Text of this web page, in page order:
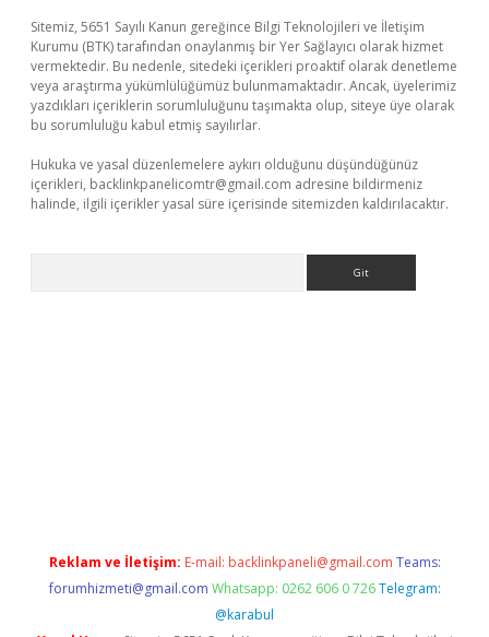
Sitemiz, 5651 Sayılı Kanun gereğince Bilgi Teknolojileri ve İletişim
Kurumu (BTK) tarafından onaylanmış bir Yer Sağlayıcı olarak hizmet
vermektedir. Bu nedenle, sitedeki içerikleri proaktif olarak denetleme
veya araştırma yükümlülüğümüz bulunmamaktadır. Ancak, üyelerimiz
yazdıkları içeriklerin sorumluluğunu taşımakta olup, siteye üye olarak
bu sorumluluğu kabul etmiş sayılırlar.
Hukuka ve yasal düzenlemelere aykırı olduğunu düşündüğünüz
içerikleri, backlinkpanelicomtr@gmail.com adresine bildirmeniz
halinde, ilgili içerikler yasal süre içerisinde sitemizden kaldırılacaktır.
Reklam ve İletişim: E-mail: backlinkpaneli@gmail.com Teams:
forumhizmeti@gmail.com Whatsapp: 0262 606 0 726 Telegram:
@karabul